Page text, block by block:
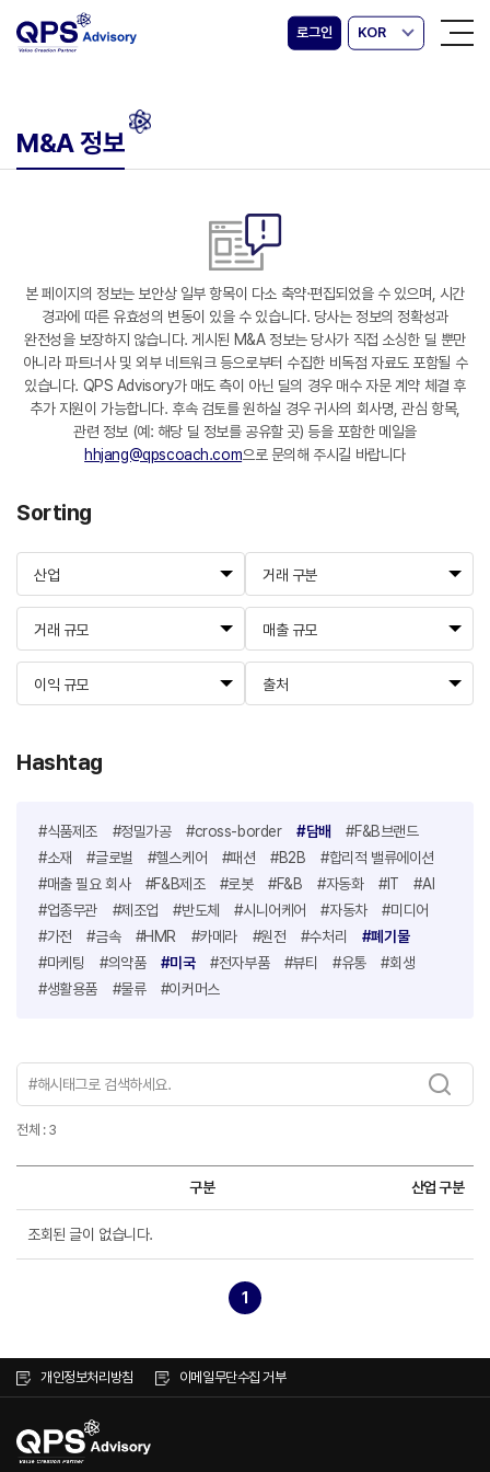
로그인 KOR
M&A 정보
본 페이지의 정보는 보안상 일부 항목이 다소 축약·편집되었을 수 있으며, 시간
경과에 따른 유효성의 변동이 있을 수 있습니다. 당사는 정보의 정확성과
완전성을 보장하지 않습니다. 게시된 M&A 정보는 당사가 직접 소싱한 딜 뿐만
아니라 파트너사 및 외부 네트워크 등으로부터 수집한 비독점 자료도 포함될 수
있습니다. QPS Advisory가 매도 측이 아닌 딜의 경우 매수 자문 계약 체결 후
추가 지원이 가능합니다. 후속 검토를 원하실 경우 귀사의 회사명, 관심 항목,
관련 정보 (예: 해당 딜 정보를 공유할 곳) 등을 포함한 메일을
hhjang@qpscoach.com으로 문의해 주시길 바랍니다
Sorting
산업 거래 구분
거래 규모 매출 규모
이익 규모 출처
Hashtag
#식품제조 #정밀가공 #cross-border #담배
#F&B브랜드
#소재
#글로벌 #헬스케어 #패션 #B2B
#합리적 밸류에이션
#매출 필요 회사
#F&B제조 #로봇 #F&B #자동화 #IT
#AI
#업종무관
#제조업 #반도체 #시니어케어 #자동차
#미디어
#가전
#금속 #HMR #카메라 #원전 #수처리
#폐기물
#마케팅
#의약품 #미국 #전자부품 #뷰티 #유통
#회생
#생활용품
#물류 #이커머스
전체 : 3
구분 산업 구분
조회된 글이 없습니다.
1
개인정보처리방침 이메일무단수집 거부